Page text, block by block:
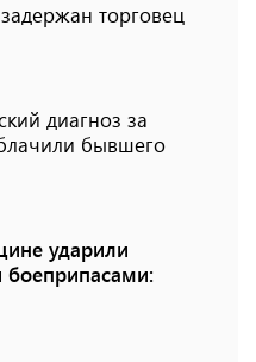
торговец
диагноз за
бывшего
ударили
боеприпасами: